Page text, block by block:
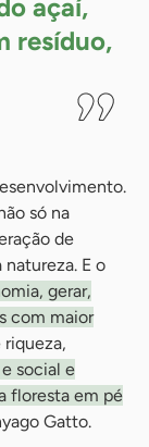
açaí,
resíduo,
só na
de
E o
gerar,
com maior
riqueza,
social e
floresta em pé
Gatto.